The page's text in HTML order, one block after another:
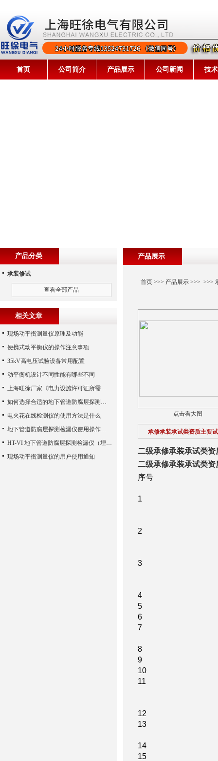
首页 公司简介 产品展示 公司新闻 技
产品展示
首页>>> 产品展示>>> >>>
点击看大图
承修承装承试类资质主要
二级承修承装承试类
二级承修承装承试类
序号
1
2
3
4
5
6
7
8
9
10
11
12
13
14
15
产品分类
承装修试
查看全部产品
相关文章
现场动平衡测量仪原理及功能
便携式动平衡仪的操作注意事项
35kV高电压试验设备常用配置
动平衡机设计不同性能有哪些不同
上海旺徐厂家《电力设施许可证所需施工机具设备条件》（2017版）的通知
如何选择合适的地下管道防腐层探测检测仪？
电火花在线检测仪的使用方法是什么
地下管道防腐层探测检漏仪使用操作需要注意的事项阐述
HT-VI 地下管道防腐层探测检漏仪（埋地管道音频检漏仪）
现场动平衡测量仪的用户使用通知